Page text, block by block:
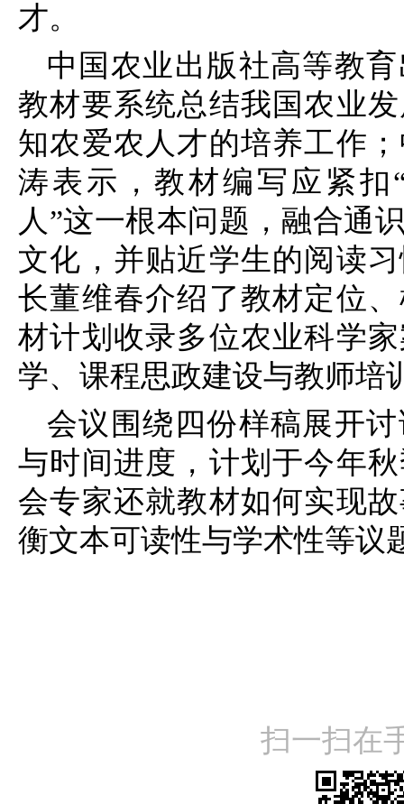
才。
中国农业出版社高等教
教材要系统总结我国农业
知农爱农人才的培养工作
涛表示，教材编写应紧
人”这一根本问题，融合通
文化，并贴近学生的阅读
长董维春介绍了教材定位
材计划收录多位农业科学
学、课程思政建设与教师培
会议围绕四份样稿展开
与时间进度，计划于今年
会专家还就教材如何实现
衡文本可读性与学术性等议
扫一扫在